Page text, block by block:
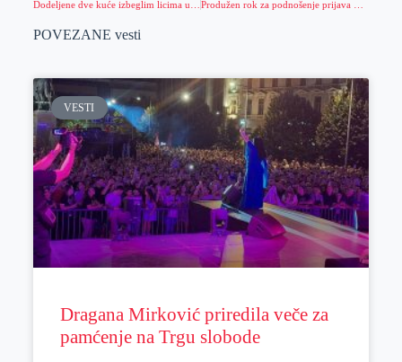
POVEZANE vesti
VESTI
Dragana Mirković priredila veče za
pamćenje na Trgu slobode